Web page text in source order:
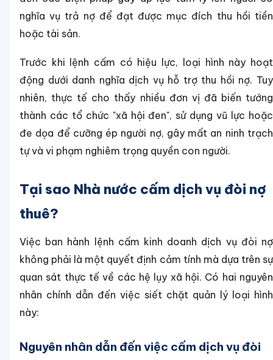
nghĩa vụ trả nợ để đạt được mục đích thu hồi tiền
hoặc tài sản.
Trước khi lệnh cấm có hiệu lực, loại hình này hoạt
động dưới danh nghĩa dịch vụ hỗ trợ thu hồi nợ. Tuy
nhiên, thực tế cho thấy nhiều đơn vị đã biến tướng
thành các tổ chức "xã hội đen", sử dụng vũ lực hoặc
đe dọa để cưỡng ép người nợ, gây mất an ninh trạch
tự và vi phạm nghiêm trọng quyền con người.
Tại sao Nhà nước cấm dịch vụ đòi nợ
thuê?
Việc ban hành lệnh cấm kinh doanh dịch vụ đòi nợ
không phải là một quyết định cảm tính mà dựa trên sự
quan sát thực tế về các hệ lụy xã hội. Có hai nguyên
nhân chính dẫn đến việc siết chặt quản lý loại hình
này:
Nguyên nhân dẫn đến việc cấm dịch vụ đòi